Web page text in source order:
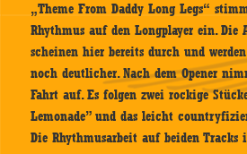
„Theme From Daddy Long Legs“
Rhythmus auf den Longplayer ein. Die
scheinen hier bereits durch und
noch deutlicher. Nach dem Opener
Fahrt auf. Es folgen zwei rockige
Lemonade” und das leicht
Die Rhythmusarbeit auf beiden Tracks